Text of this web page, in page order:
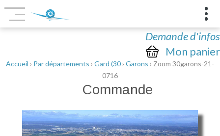
Demande d'infos
Mon panier
Accueil › Par départements › Gard (30› Garons › Zoom 30garons-21-
0716
Commande